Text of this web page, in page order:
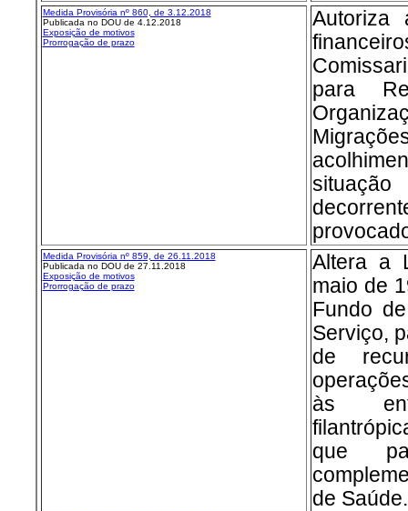
Medida Provisória nº 860, de 3.12.2018
Publicada no DOU de 4.12.2018
Exposição de motivos
Prorrogação de prazo
Autoriza
para
Medida Provisória nº 859, de 26.11.2018
Publicada no DOU de 27.11.2018
Exposição de motivos
Prorrogação de prazo
Altera a
maio de
Fundo
Serviço,
de
às
que
de Saúde.